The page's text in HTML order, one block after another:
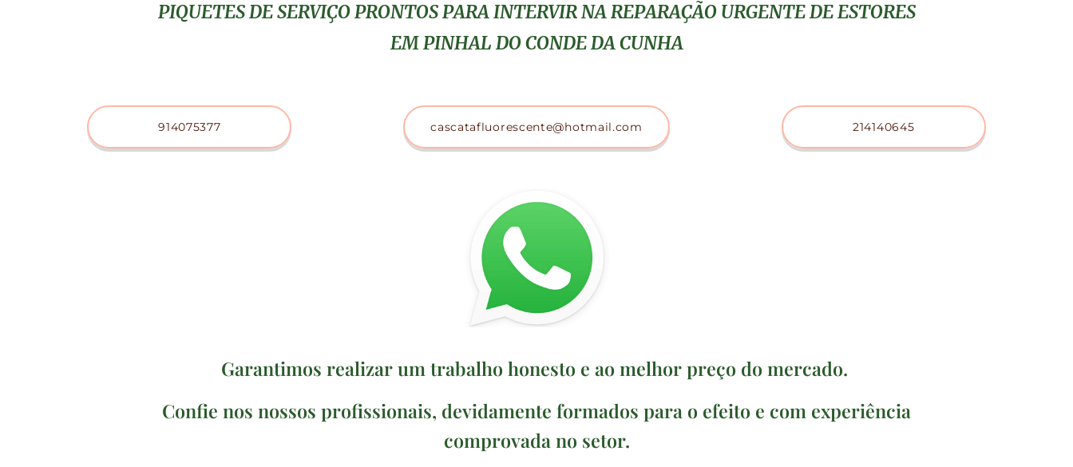
PIQUETES DE SERVIÇO PRONTOS PARA INTERVIR NA REPARAÇÃO URGENTE DE ESTORES
EM PINHAL DO CONDE DA CUNHA
914075377 cascatafluorescente@hotmail.com 214140645
Garantimos realizar um trabalho honesto e ao melhor preço do mercado.
Confie nos nossos profissionais, devidamente formados para o efeito e com experiência
comprovada no setor.